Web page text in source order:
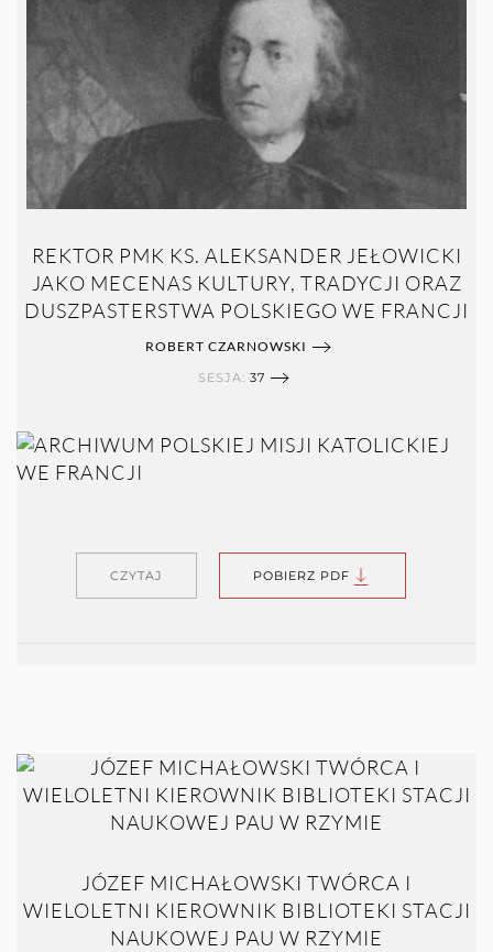
REKTOR PMK KS. ALEKSANDER JEŁOWICKI
JAKO MECENAS KULTURY, TRADYCJI ORAZ
DUSZPASTERSTWA POLSKIEGO WE FRANCJI
ROBERT CZARNOWSKI
SESJA: 37
CZYTAJ POBIERZ PDF
JÓZEF MICHAŁOWSKI TWÓRCA I
WIELOLETNI KIEROWNIK BIBLIOTEKI STACJI
NAUKOWEJ PAU W RZYMIE